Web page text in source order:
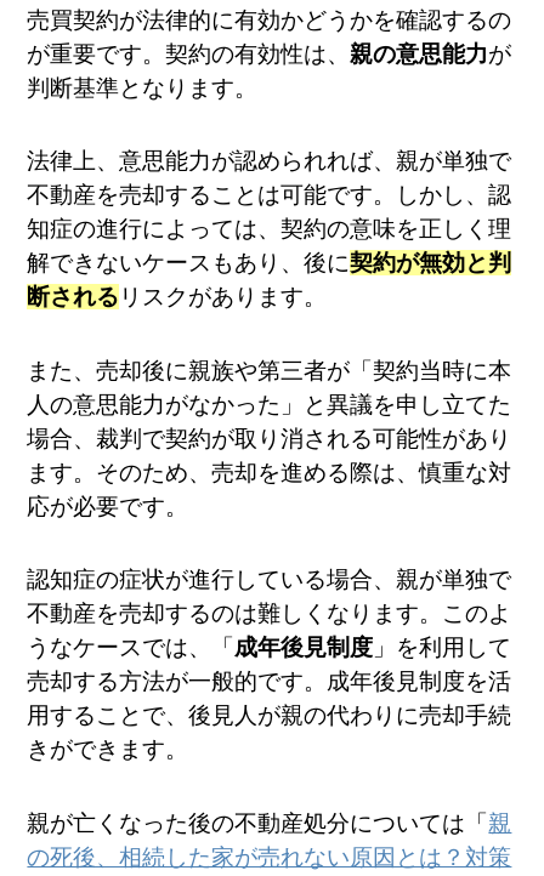
売買契約が法律的に有効かどうかを確認するの
が重要です。契約の有効性は、 親の意思能力が
判断基準となります。
法律上、意思能力が認められれば、親が単独で
不動産を売却することは可能です。しかし、認
知症の進行によっては、契約の意味を正しく理
解できないケースもあり、後に契約が無効と判
断される リスクがあります。
また、売却後に親族や第三者が「契約当時に本
人の意思能力がなかった」と異議を申し立てた
場合、裁判で契約が取り消される可能性があり
ます。そのため、売却を進める際は、慎重な対
応が必要です。
認知症の症状が進行している場合、親が単独で
不動産を売却するのは難しくなります。このよ
うなケースでは、「 成年後見制度 」を利用して
売却する方法が一般的です。成年後見制度を活
用することで、後見人が親の代わりに売却手続
きができます。
親が亡くなった後の不動産処分については「 親
の死後、相続した家が売れない原因とは？対策